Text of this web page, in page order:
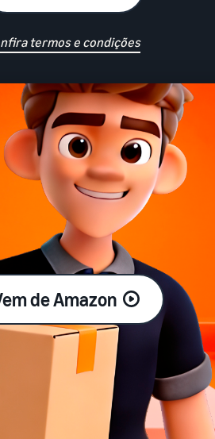
termos e condições
de Amazon